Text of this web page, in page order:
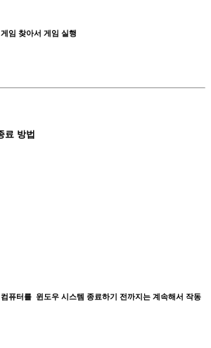
임 찾아서 게임 실행
료 방법
퓨터를 윈도우 시스템 종료하기 전까지는 계속해서 작동